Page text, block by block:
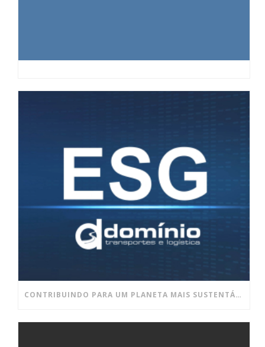
CONTRIBUINDO PARA UM PLANETA MAIS SUSTENTÁVEL E UM AMBIENTE DE TRABALHO MAIS SAUDÁVEL!